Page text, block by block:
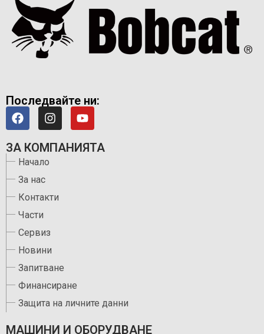
Последвайте ни:
ЗА КОМПАНИЯТА
Начало
За нас
Контакти
Части
Сервиз
Новини
Запитване
Финансиране
Защита на личните данни
МАШИНИ И ОБОРУДВАНЕ